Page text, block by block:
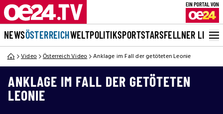
NEWSÖSTERREICHWELTPOLITIKSPORTSTARSFELLNER LIVE
Video Österreich Video Anklage im Fall der getöteten Leonie
ANKLAGE IM FALL DER GETÖTETEN
LEONIE